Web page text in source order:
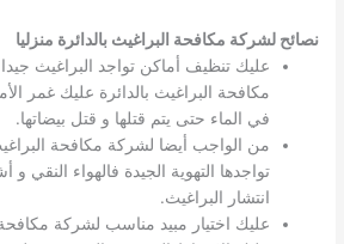
نصائح لشركة مكافحة البراغيث بالدائرة منزليا
عليك تنظيف أماكن تواجد البراغيث
مكافحة البراغيث بالدائرة عليك غمر
في الماء حتى يتم قتلها و قتل بيضاتها.
من الواجب أيضا لشركة مكافحة
تواجدها التهوية الجيدة فالهواء النقي
انتشار البراغيث.
عليك اختيار مبيد مناسب لشركة مكافحة